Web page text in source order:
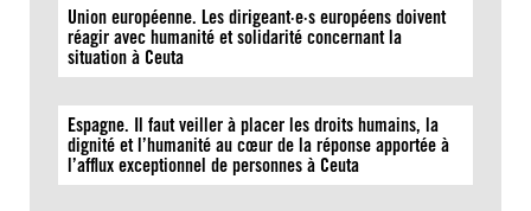
Union européenne. Les dirigeant·e·s européens doivent
réagir avec humanité et solidarité concernant la
situation à Ceuta
Espagne. Il faut veiller à placer les droits humains, la
dignité et l’humanité au cœur de la réponse apportée à
l’afflux exceptionnel de personnes à Ceuta